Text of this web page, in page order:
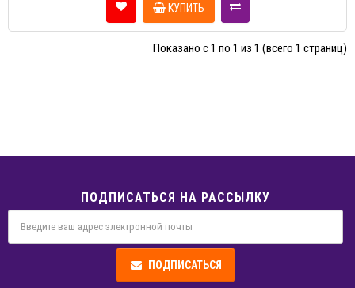
КУПИТЬ
Показано с 1 по 1 из 1 (всего 1 страниц)
ПОДПИСАТЬСЯ НА РАССЫЛКУ
ПОДПИСАТЬСЯ